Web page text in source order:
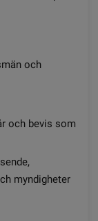
och
och bevis som
myndigheter